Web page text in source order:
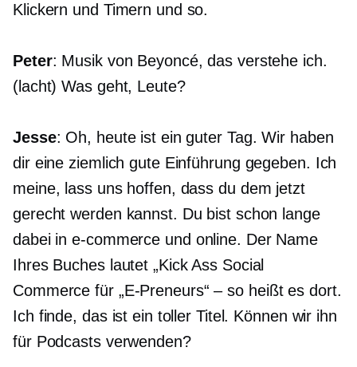
Klickern und Timern und so.
Peter: Musik von Beyoncé, das verstehe ich.
(lacht) Was geht, Leute?
Jesse: Oh, heute ist ein guter Tag. Wir haben
dir eine ziemlich gute Einführung gegeben. Ich
meine, lass uns hoffen, dass du dem jetzt
gerecht werden kannst. Du bist schon lange
dabei ine-commerce und online. Der Name
Ihres Buches lautet „Kick Ass Social
Commerce für „E-Preneurs“ – so heißt es dort.
Ich finde, das ist ein toller Titel. Können wir ihn
für Podcasts verwenden?